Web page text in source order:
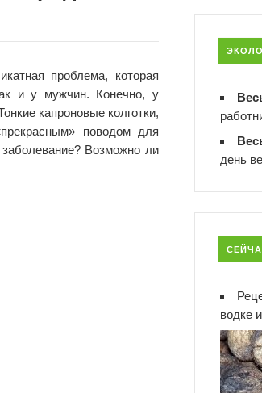
проблема, которая
и у мужчин. Конечно, у
капроновые колготки,
поводом для
Возможно ли
день
водке